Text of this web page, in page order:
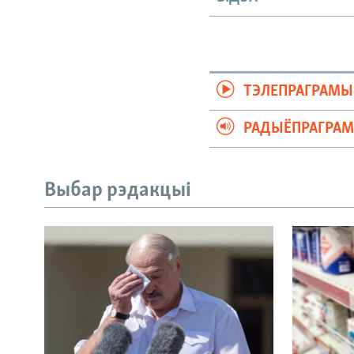
ТЭЛЕПРАГРАМЫ
Выбар рэдакцыі